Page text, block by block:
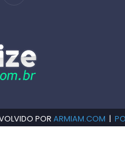
POR ARMIAM.COM |